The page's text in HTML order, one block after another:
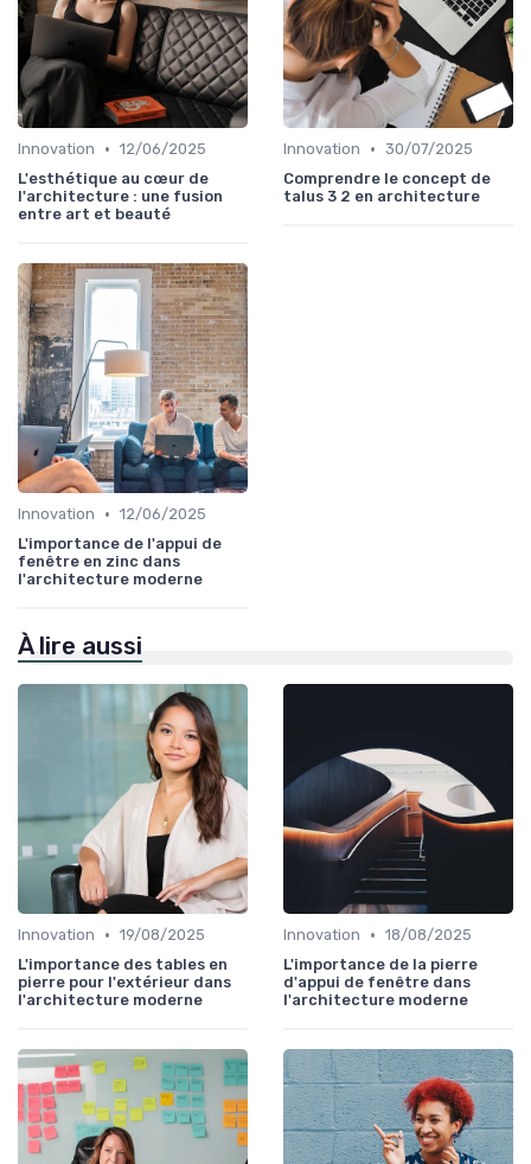
Innovation • 12/06/2025
L'esthétique au cœur de
l'architecture : une fusion
entre art et beauté
Innovation • 30/07/2025
Comprendre le concept de
talus 3 2 en architecture
Innovation • 12/06/2025
L'importance de l'appui de
fenêtre en zinc dans
l'architecture moderne
À lire aussi
Innovation • 19/08/2025
L'importance des tables en
pierre pour l'extérieur dans
l'architecture moderne
Innovation • 18/08/2025
L'importance de la pierre
d'appui de fenêtre dans
l'architecture moderne